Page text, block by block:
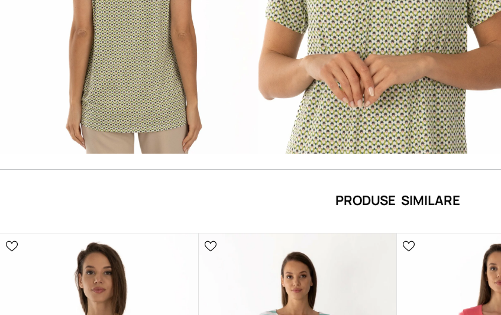
PRODUSE SIMILARE